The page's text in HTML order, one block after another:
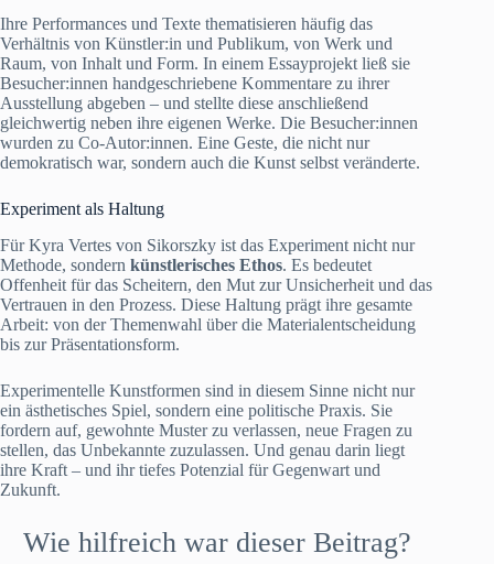
Ihre Performances und Texte thematisieren häufig das
Verhältnis von Künstler:in und Publikum, von Werk und
Raum, von Inhalt und Form. In einem Essayprojekt ließ sie
Besucher:innen handgeschriebene Kommentare zu ihrer
Ausstellung abgeben – und stellte diese anschließend
gleichwertig neben ihre eigenen Werke. Die Besucher:innen
wurden zu Co-Autor:innen. Eine Geste, die nicht nur
demokratisch war, sondern auch die Kunst selbst veränderte.
Experiment als Haltung
Für Kyra Vertes von Sikorszky ist das Experiment nicht nur
Methode, sondern künstlerisches Ethos. Es bedeutet
Offenheit für das Scheitern, den Mut zur Unsicherheit und das
Vertrauen in den Prozess. Diese Haltung prägt ihre gesamte
Arbeit: von der Themenwahl über die Materialentscheidung
bis zur Präsentationsform.
Experimentelle Kunstformen sind in diesem Sinne nicht nur
ein ästhetisches Spiel, sondern eine politische Praxis. Sie
fordern auf, gewohnte Muster zu verlassen, neue Fragen zu
stellen, das Unbekannte zuzulassen. Und genau darin liegt
ihre Kraft – und ihr tiefes Potenzial für Gegenwart und
Zukunft.
Wie hilfreich war dieser Beitrag?